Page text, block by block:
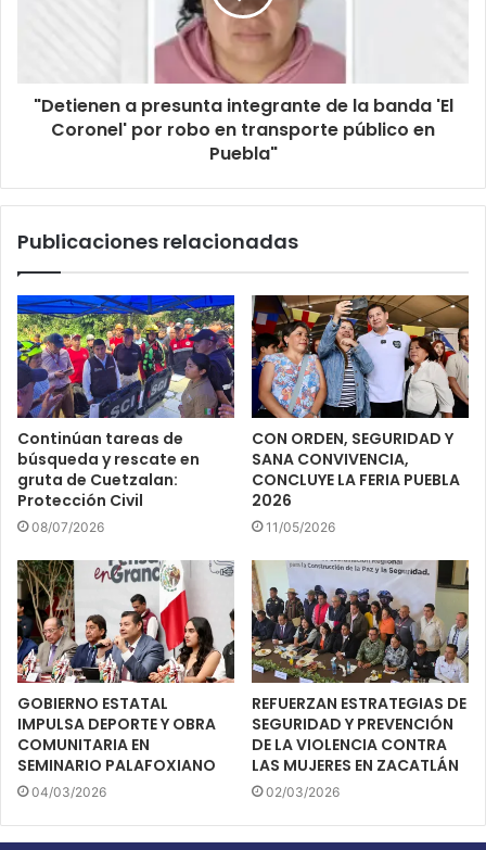
"Detienen a presunta integrante de la banda 'El
Coronel' por robo en transporte público en
Puebla"
Publicaciones relacionadas
Continúan tareas de
búsqueda y rescate en
gruta de Cuetzalan:
Protección Civil
08/07/2026
CON ORDEN, SEGURIDAD Y
SANA CONVIVENCIA,
CONCLUYE LA FERIA PUEBLA
2026
11/05/2026
GOBIERNO ESTATAL
IMPULSA DEPORTE Y OBRA
COMUNITARIA EN
SEMINARIO PALAFOXIANO
04/03/2026
REFUERZAN ESTRATEGIAS DE
SEGURIDAD Y PREVENCIÓN
DE LA VIOLENCIA CONTRA
LAS MUJERES EN ZACATLÁN
02/03/2026